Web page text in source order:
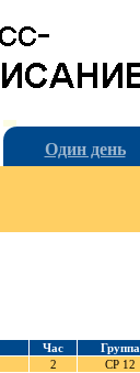
Один день
Час Группа
2 СР 12